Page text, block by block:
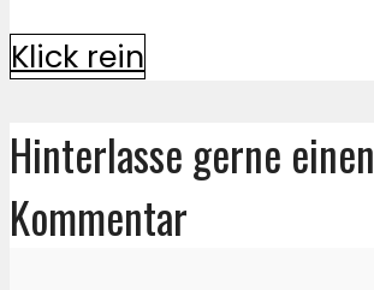
Klick rein
Hinterlasse gerne einen
Kommentar